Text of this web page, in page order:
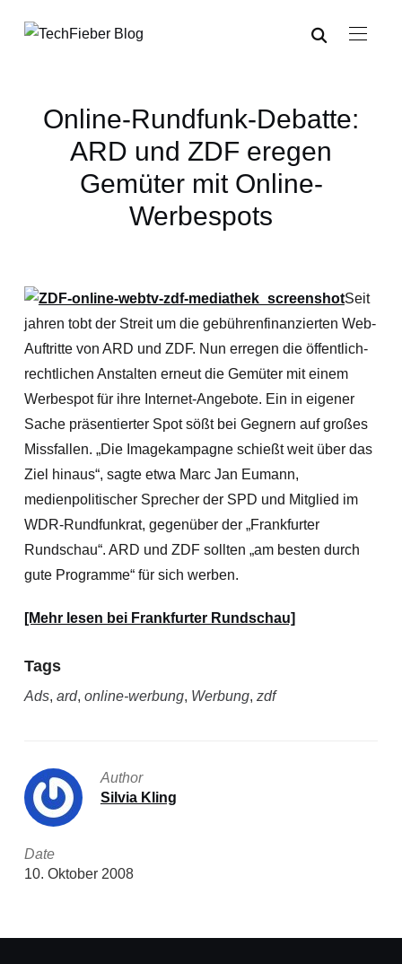
Online-Rundfunk-Debatte:
ARD und ZDF eregen
Gemüter mit Online-
Werbespots
Seit
jahren tobt der Streit um die gebührenfinanzierten Web-
Auftritte von ARD und ZDF. Nun erregen die öffentlich-
rechtlichen Anstalten erneut die Gemüter mit einem
Werbespot für ihre Internet-Angebote. Ein in eigener
Sache präsentierter Spot sößt bei Gegnern auf großes
Missfallen. „Die Imagekampagne schießt weit über das
Ziel hinaus“, sagte etwa Marc Jan Eumann,
medienpolitischer Sprecher der SPD und Mitglied im
WDR-Rundfunkrat, gegenüber der „Frankfurter
Rundschau“. ARD und ZDF sollten „am besten durch
gute Programme“ für sich werben.
[Mehr lesen bei Frankfurter Rundschau]
Tags
Ads, ard, online-werbung, Werbung, zdf
Author
Silvia Kling
Date
10. Oktober 2008